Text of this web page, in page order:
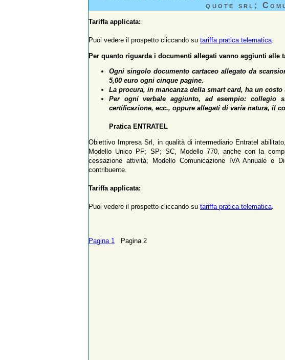
quote srl;
Tariffa applicata:
Puoi vedere il prospetto cliccando su tariffa pratica telematica
Per quanto riguarda i documenti allegati vanno aggiunti alle
Ogni singolo documento cartaceo allegato da
5,00 euro ogni cinque pagine.
La procura, in mancanza della smart card, ha un costo
Per ogni verbale aggiunto, ad esempio: collegio
certificazione, ecc., oppure allegati di varia natura, il
Pratica ENTRATEL
Obiettivo Impresa Srl, in qualità di intermediario Entratel
Modello Unico PF; SP; SC, Modello 770, anche con la
cessazione attività; Modello Comunicazione IVA Annuale e
contribuente.
Tariffa applicata:
Puoi vedere il prospetto cliccando su tariffa pratica telematica.
Pagina 1 Pagina 2